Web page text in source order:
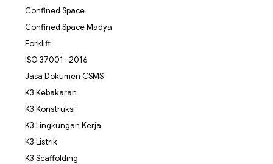
Confined Space
Confined Space Madya
Forklift
ISO 37001 : 2016
Jasa Dokumen CSMS
K3 Kebakaran
K3 Konstruksi
K3 Lingkungan Kerja
K3 Listrik
K3 Scaffolding